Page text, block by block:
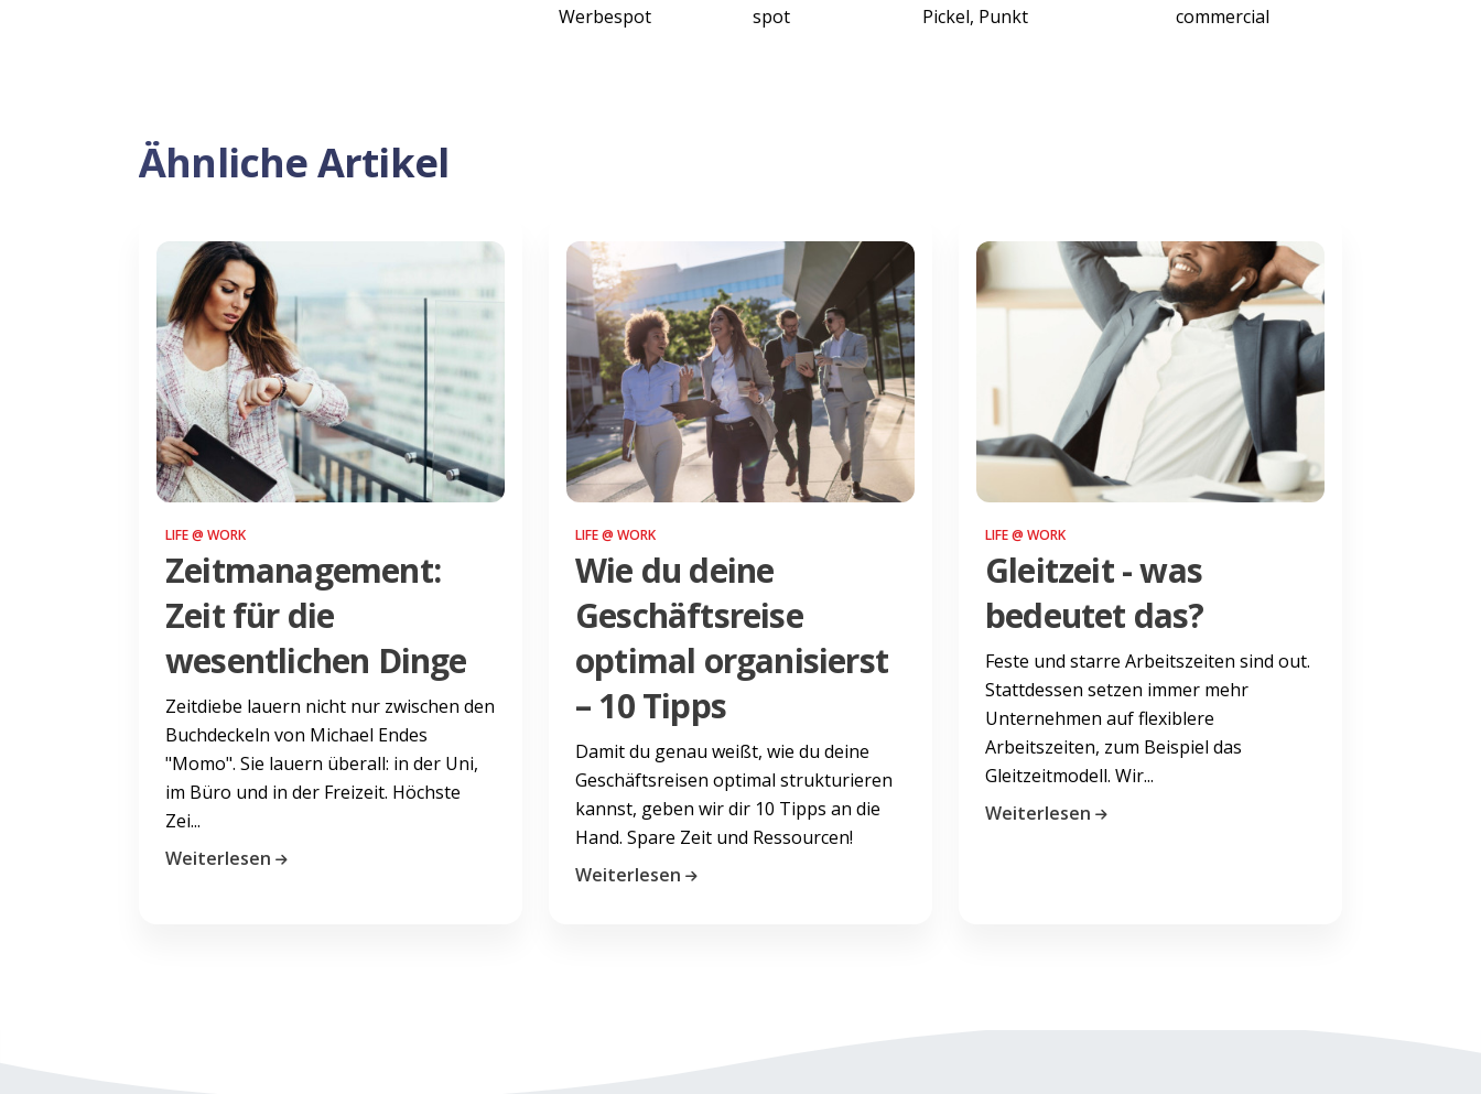
Werbespot
spot Pickel, Punkt commercial
Ähnliche Artikel
LIFE @ WORK
Zeitmanagement:
Zeit für die
wesentlichen Dinge
Zeitdiebe lauern nicht nur zwischen den
Buchdeckeln von Michael Endes
"Momo". Sie lauern überall: in der Uni,
im Büro und in der Freizeit. Höchste
Zei...
Weiterlesen
LIFE @ WORK
Wie du deine
Geschäftsreise
optimal organisierst
– 10 Tipps
Damit du genau weißt, wie du deine
Geschäftsreisen optimal strukturieren
kannst, geben wir dir 10 Tipps an die
Hand. Spare Zeit und Ressourcen!
Weiterlesen
LIFE @ WORK
Gleitzeit - was
bedeutet das?
Feste und starre Arbeitszeiten sind out.
Stattdessen setzen immer mehr
Unternehmen auf flexiblere
Arbeitszeiten, zum Beispiel das
Gleitzeitmodell. Wir...
Weiterlesen